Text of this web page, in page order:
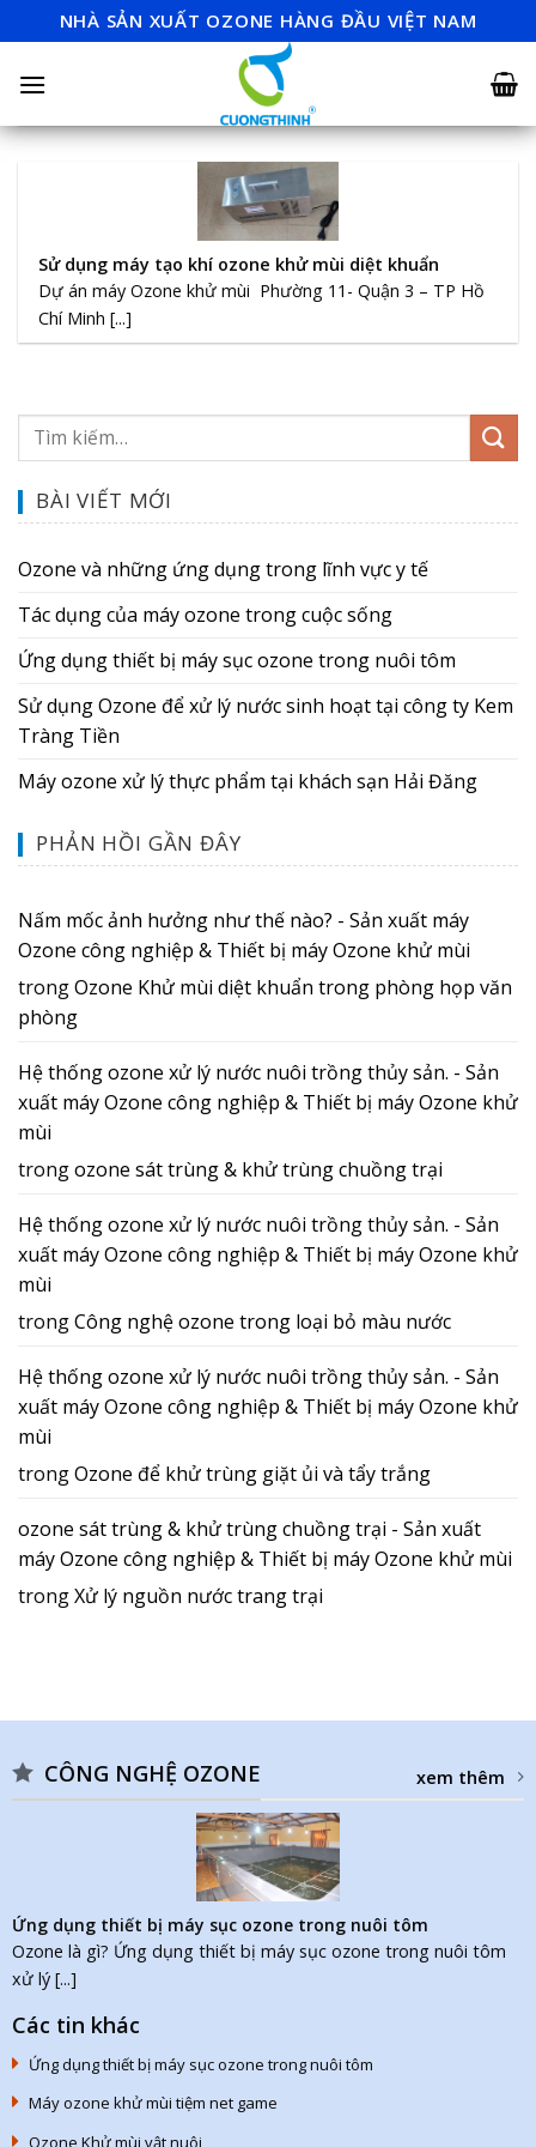
to
content
NHÀ SẢN XUẤT OZONE HÀNG ĐẦU VIỆT NAM
Sử dụng máy tạo khí ozone khử mùi diệt khuẩn
Dự án máy Ozone khử mùi Phường 11- Quận 3 – TP Hồ
Chí Minh [...]
BÀI VIẾT MỚI
Ozone và những ứng dụng trong lĩnh vực y tế
Tác dụng của máy ozone trong cuộc sống
Ứng dụng thiết bị máy sục ozone trong nuôi tôm
Sử dụng Ozone để xử lý nước sinh hoạt tại công ty Kem
Tràng Tiền
Máy ozone xử lý thực phẩm tại khách sạn Hải Đăng
PHẢN HỒI GẦN ĐÂY
Nấm mốc ảnh hưởng như thế nào? - Sản xuất máy
Ozone công nghiệp & Thiết bị máy Ozone khử mùi
trongOzone Khử mùi diệt khuẩn trong phòng họp văn
phòng
Hệ thống ozone xử lý nước nuôi trồng thủy sản. - Sản
xuất máy Ozone công nghiệp & Thiết bị máy Ozone khử
mùi
trongozone sát trùng & khử trùng chuồng trại
Hệ thống ozone xử lý nước nuôi trồng thủy sản. - Sản
xuất máy Ozone công nghiệp & Thiết bị máy Ozone khử
mùi
trongCông nghệ ozone trong loại bỏ màu nước
Hệ thống ozone xử lý nước nuôi trồng thủy sản. - Sản
xuất máy Ozone công nghiệp & Thiết bị máy Ozone khử
mùi
trongOzone để khử trùng giặt ủi và tẩy trắng
ozone sát trùng & khử trùng chuồng trại - Sản xuất
máy Ozone công nghiệp & Thiết bị máy Ozone khử mùi
trongXử lý nguồn nước trang trại
CÔNG NGHỆ OZONE xem thêm
Ứng dụng thiết bị máy sục ozone trong nuôi tôm
Ozone là gì? Ứng dụng thiết bị máy sục ozone trong nuôi tôm
xử lý [...]
Các tin khác
Ứng dụng thiết bị máy sục ozone trong nuôi tôm
Máy ozone khử mùi tiệm net game
Ozone Khử mùi vật nuôi